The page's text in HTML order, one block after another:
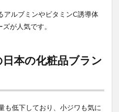
アルブミンやビタミンC誘導体
が人気です。
本の化粧品ブラン
も低下しており、小ジワも気に